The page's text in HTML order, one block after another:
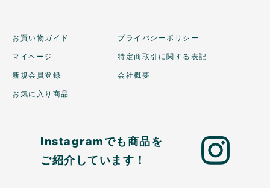
お買い物ガイド
マイページ
新規会員登録
お気に入り商品
プライバシーポリシー
特定商取引に関する表記
会社概要
Instagramでも商品を
ご紹介しています！